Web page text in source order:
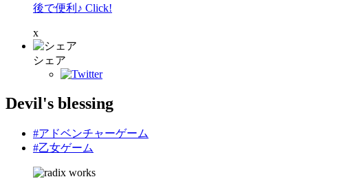
後で便利♪ Click!
x
シェア
Devil's blessing
#アドベンチャーゲーム
#乙女ゲーム